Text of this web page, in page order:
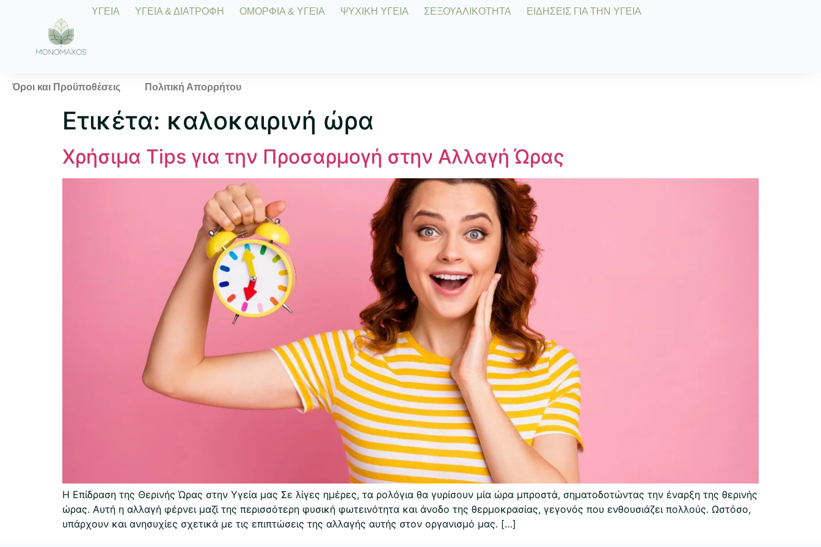
ΥΓΕΙΑ ΥΓΕΙΑ & ΔΙΑΤΡΟΦΗ ΟΜΟΡΦΙΑ & ΥΓΕΙΑ ΨΥΧΙΚΗ ΥΓΕΙΑ ΣΕΞΟΥΑΛΙΚΟΤΗΤΑ ΕΙΔΗΣΕΙΣ ΓΙΑ ΤΗΝ ΥΓΕΙΑ
Όροι και Προϋποθέσεις Πολιτική Απορρήτου
Ετικέτα: καλοκαιρινή ώρα
Χρήσιμα Tips για την Προσαρμογή στην Αλλαγή Ώρας
Η Επίδραση της Θερινής Ώρας στην Υγεία μας Σε λίγες ημέρες, τα ρολόγια θα γυρίσουν μία ώρα μπροστά, σηματοδοτώντας την έναρξη της θερινής
ώρας. Αυτή η αλλαγή φέρνει μαζί της περισσότερη φυσική φωτεινότητα και άνοδο της θερμοκρασίας, γεγονός που ενθουσιάζει πολλούς. Ωστόσο,
υπάρχουν και ανησυχίες σχετικά με τις επιπτώσεις της αλλαγής αυτής στον οργανισμό μας. […]